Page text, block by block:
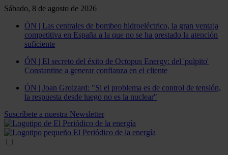
Sábado, 8 de agosto de 2026
ÓN | Las centrales de bombeo hidroeléctrico, la gran ventaja
competitiva en España a la que no se ha prestado la atención
suficiente
ÓN | El secreto del éxito de Octopus Energy: del 'pulpito'
Constantine a generar confianza en el cliente
ÓN | Joan Groizard: "Si el problema es de control de tensión,
la respuesta desde luego no es la nuclear"
Suscríbete a nuestra Newsletter